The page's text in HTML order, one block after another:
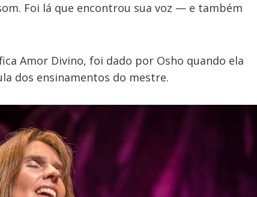
Foi lá que encontrou sua voz — e também
Amor Divino, foi dado por Osho quando ela
dos ensinamentos do mestre.